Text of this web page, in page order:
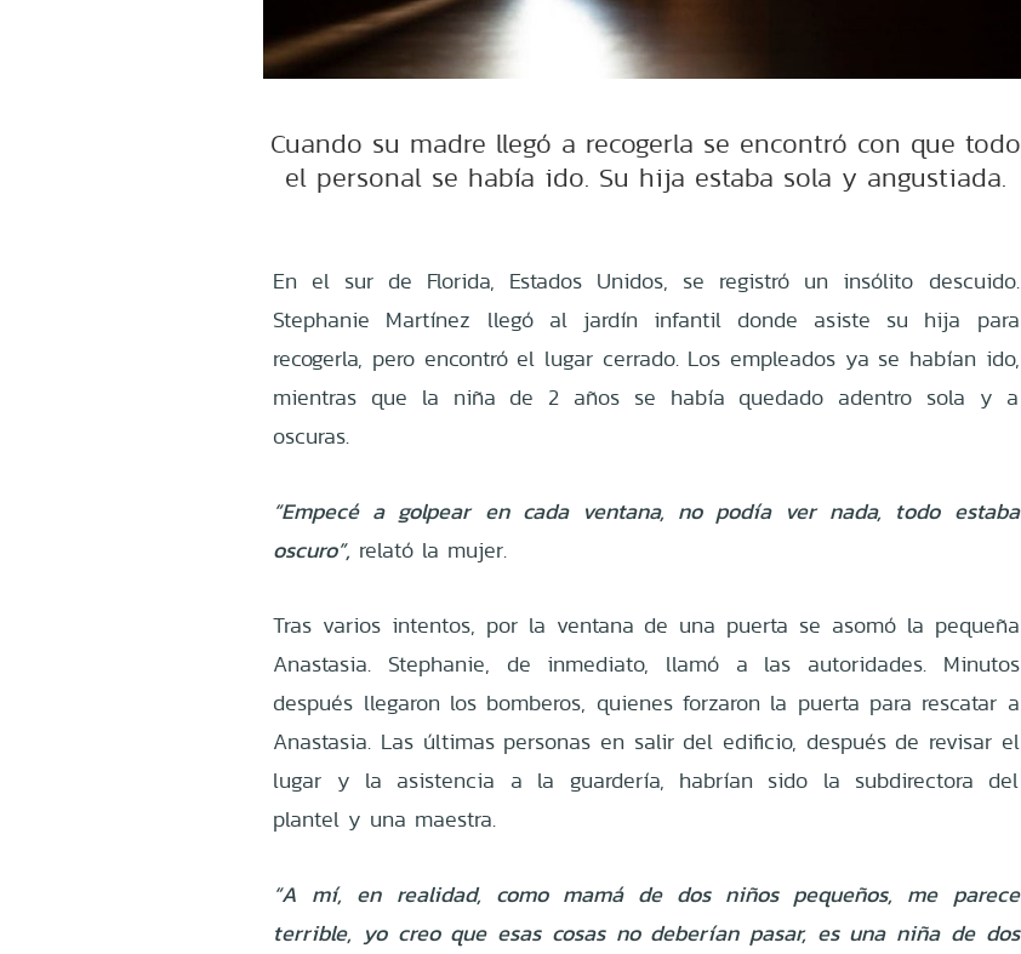
Cuando su madre llegó a recogerla se encontró con que todo
el personal se había ido. Su hija estaba sola y angustiada.
En el sur de Florida, Estados Unidos, se registró un insólito descuido.
Stephanie Martínez llegó al jardín infantil donde asiste su hija para
recogerla, pero encontró el lugar cerrado. Los empleados ya se habían ido,
mientras que la niña de 2 años se había quedado adentro sola y a
oscuras.
“Empecé a golpear en cada ventana, no podía ver nada, todo estaba
oscuro”, relató la mujer.
Tras varios intentos, por la ventana de una puerta se asomó la pequeña
Anastasia. Stephanie, de inmediato, llamó a las autoridades. Minutos
después llegaron los bomberos, quienes forzaron la puerta para rescatar a
Anastasia. Las últimas personas en salir del edificio, después de revisar el
lugar y la asistencia a la guardería, habrían sido la subdirectora del
plantel y una maestra.
“A mí, en realidad, como mamá de dos niños pequeños, me parece
terrible, yo creo que esas cosas no deberían pasar, es una niña de dos